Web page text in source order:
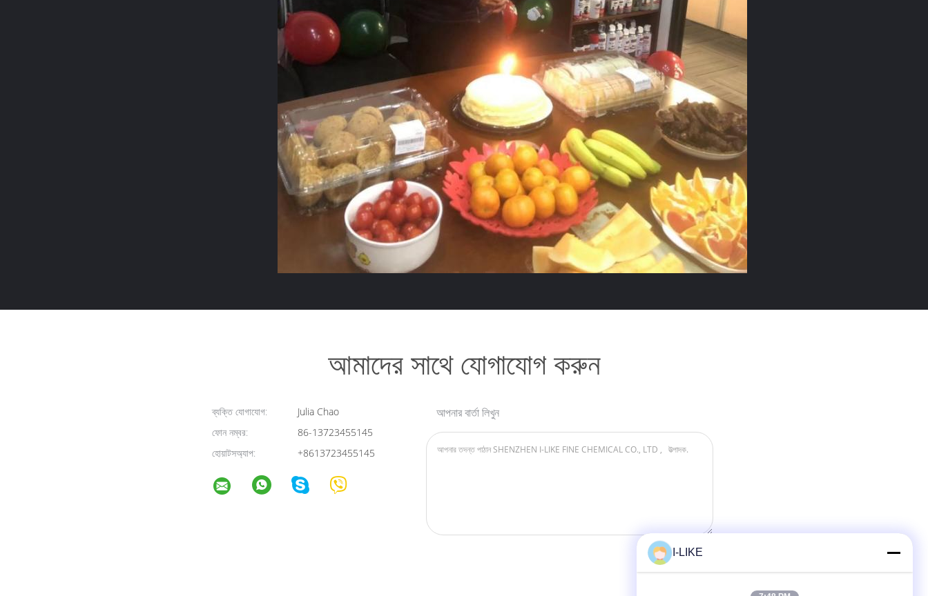
আমাদের সাথে যোগাযোগ করুন
ব্যক্তি যোগাযোগ:
Julia Chao
ফোন নম্বর:
86-13723455145
হোয়াটসঅ্যাপ:
+8613723455145
আপনার বার্তা লিখুন
I-LIKE